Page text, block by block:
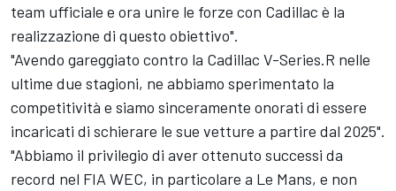
team ufficiale e ora unire le forze con Cadillac è la
realizzazione di questo obiettivo".
"Avendo gareggiato contro la Cadillac V-Series.R nelle
ultime due stagioni, ne abbiamo sperimentato la
competitività e siamo sinceramente onorati di essere
incaricati di schierare le sue vetture a partire dal 2025".
"Abbiamo il privilegio di aver ottenuto successi da
record nel FIA WEC, in particolare a Le Mans, e non